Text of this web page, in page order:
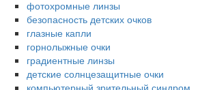
фотохромные линзы
безопасность детских очков
глазные капли
горнолыжные очки
градиентные линзы
детские солнцезащитные очки